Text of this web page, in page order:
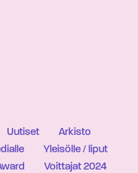
Uutiset
Arkisto
Yleisölle / liput
Voittajat 2024